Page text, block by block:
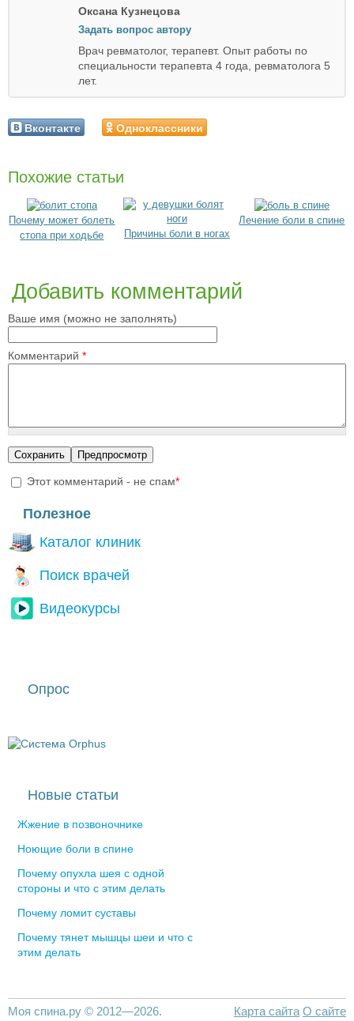
Оксана Кузнецова
Задать вопрос автору
Врач ревматолог, терапевт. Опыт работы по
специальности терапевта 4 года, ревматолога 5
лет.
Вконтакте Одноклассники
Похожие статьи
Почему может болеть
стопа при ходьбе
Причины боли в ногах
Лечение боли в спине
Добавить комментарий
Ваше имя (можно не заполнять)
Комментарий *
Этот комментарий - не спам*
Полезное
Каталог клиник
Поиск врачей
Видеокурсы
Опрос
Новые статьи
Жжение в позвоночнике
Ноющие боли в спине
Почему опухла шея с одной
стороны и что с этим делать
Почему ломит суставы
Почему тянет мышцы шеи и что с
этим делать
Карта сайта О сайте
Моя спина.ру © 2012—2026.